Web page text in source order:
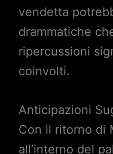
vendetta
drammatiche
ripercussioni
coinvolti.
Anticipazioni
Con il ritorno di
all’interno del